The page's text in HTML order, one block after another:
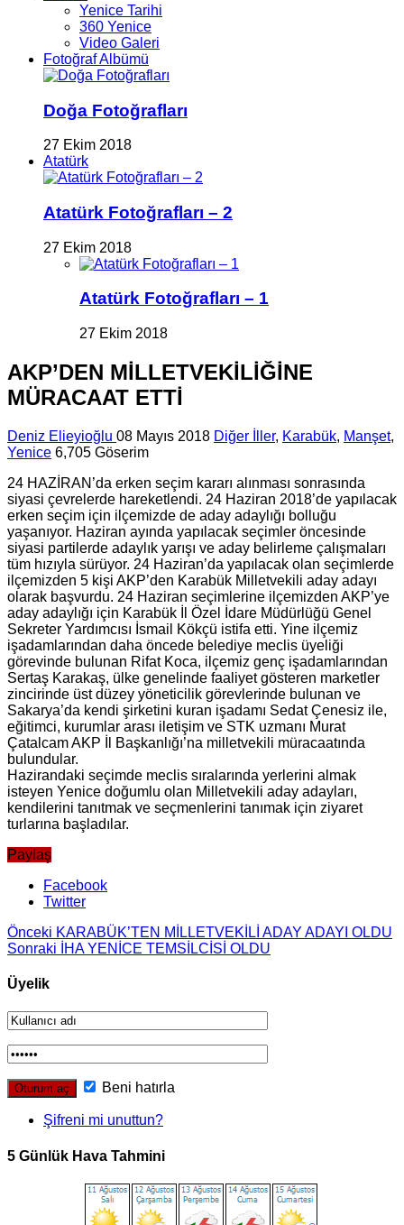
Yenice Tarihi
360 Yenice
Video Galeri
Fotoğraf Albümü
Doğa Fotoğrafları
27 Ekim 2018
Atatürk
Atatürk Fotoğrafları – 2
27 Ekim 2018
Atatürk Fotoğrafları – 1
27 Ekim 2018
AKP’DEN MİLLETVEKİLİĞİNE
MÜRACAAT ETTİ
Deniz Elieyioğlu 08 Mayıs 2018 Diğer İller, Karabük, Manşet,
Yenice 6,705 Göserim
24 HAZİRAN’da erken seçim kararı alınması sonrasında
siyasi çevrelerde hareketlendi. 24 Haziran 2018’de yapılacak
erken seçim için ilçemizde de aday adaylığı bolluğu
yaşanıyor. Haziran ayında yapılacak seçimler öncesinde
siyasi partilerde adaylık yarışı ve aday belirleme çalışmaları
tüm hızıyla sürüyor. 24 Haziran’da yapılacak olan seçimlerde
ilçemizden 5 kişi AKP’den Karabük Milletvekili aday adayı
olarak başvurdu. 24 Haziran seçimlerine ilçemizden AKP’ye
aday adaylığı için Karabük İl Özel İdare Müdürlüğü Genel
Sekreter Yardımcısı İsmail Kökçü istifa etti. Yine ilçemiz
işadamlarından daha öncede belediye meclis üyeliği
görevinde bulunan Rifat Koca, ilçemiz genç işadamlarından
Sertaş Karakaş, ülke genelinde faaliyet gösteren marketler
zincirinde üst düzey yöneticilik görevlerinde bulunan ve
Sakarya’da kendi şirketini kuran işadamı Sedat Çenesiz ile,
eğitimci, kurumlar arası iletişim ve STK uzmanı Murat
Çatalcam AKP İl Başkanlığı’na milletvekili müracaatında
bulundular.
Hazirandaki seçimde meclis sıralarında yerlerini almak
isteyen Yenice doğumlu olan Milletvekili aday adayları,
kendilerini tanıtmak ve seçmenlerini tanımak için ziyaret
turlarına başladılar.
Paylaş
Facebook
Twitter
Önceki KARABÜK’TEN MİLLETVEKİLİ ADAY ADAYI OLDU
Sonraki İHA YENİCE TEMSİLCİSİ OLDU
Üyelik
Beni hatırla
Şifreni mi unuttun?
5 Günlük Hava Tahmini